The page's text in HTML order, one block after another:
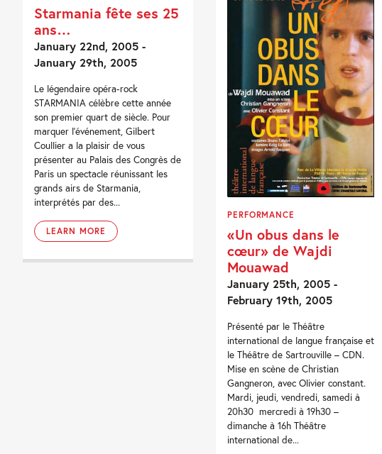
Starmania fête ses 25
ans…
January 22nd, 2005 -
January 29th, 2005
Le légendaire opéra-rock
STARMANIA célèbre cette année
son premier quart de siècle. Pour
marquer l'événement, Gilbert
Coullier a la plaisir de vous
présenter au Palais des Congrès de
Paris un spectacle réunissant les
grands airs de Starmania,
interprétés par des...
LEARN MORE
PERFORMANCE
«Un obus dans le
cœur» de Wajdi
Mouawad
January 25th, 2005 -
February 19th, 2005
Présenté par le Théâtre
international de langue française et
le Théâtre de Sartrouville – CDN.
Mise en scène de Christian
Gangneron, avec Olivier constant.
Mardi, jeudi, vendredi, samedi à
20h30 mercredi à 19h30 –
dimanche à 16h Théâtre
international de...